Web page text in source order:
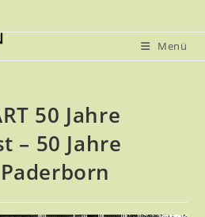
Menü
50 Jahre
– 50 Jahre